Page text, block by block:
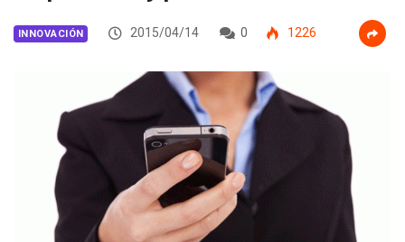
INNOVACIÓN 2015/04/14 0 1226